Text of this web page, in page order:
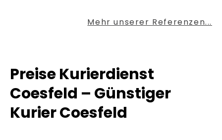
Mehr unserer Referenzen...
Preise Kurierdienst
Coesfeld – Günstiger
Kurier Coesfeld